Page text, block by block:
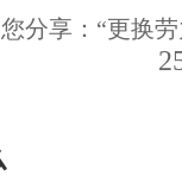
分享：“更换